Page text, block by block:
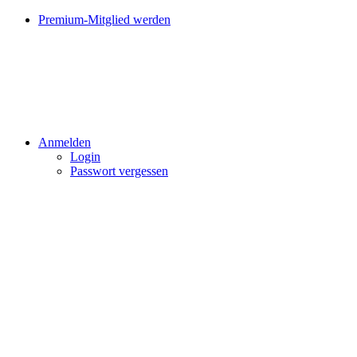
Premium-Mitglied werden
Anmelden
Login
Passwort vergessen